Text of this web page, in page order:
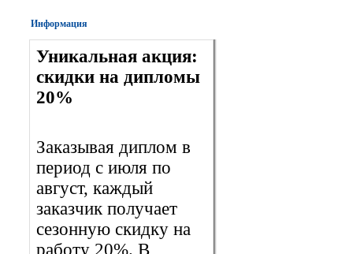
Информация
Уникальная акция:
скидки на дипломы
20%
Заказывая диплом в
период с июля по
август, каждый
заказчик получает
сезонную скидку на
работу 20%. В